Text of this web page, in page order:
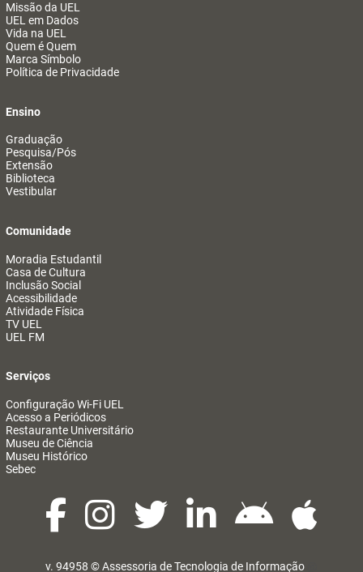
Missão da UEL
UEL em Dados
Vida na UEL
Quem é Quem
Marca Símbolo
Política de Privacidade
Ensino
Graduação
Pesquisa/Pós
Extensão
Biblioteca
Vestibular
Comunidade
Moradia Estudantil
Casa de Cultura
Inclusão Social
Acessibilidade
Atividade Física
TV UEL
UEL FM
Serviços
Configuração Wi-Fi UEL
Acesso a Periódicos
Restaurante Universitário
Museu de Ciência
Museu Histórico
Sebec
v. 94958 ©Assessoria de Tecnologia de Informação